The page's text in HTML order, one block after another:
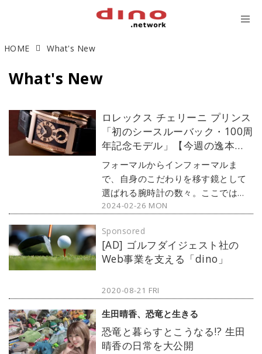
HOME What's New
What's New
ロレックス チェリーニ プリンス
「初のシースルーバック・100周
年記念モデル」【今週の逸本
Vol.239】
フォーマルからインフォーマルま
で、自身のこだわりを移す鏡として
選ばれる腕時計の数々。ここではブ
ランド腕時計専門店・MOON
デルからアンティークまで、見る者
の感性を刺激する1本をセレクト。今
回はロレックスのチェリーニコレク
『チェリーニ プリンス』をご紹介し
ファッションメディア『singles』に
お引っ越しします。Vol.240からは
『singles』にてお楽しみください。
2024-02-26 MON
[AD] ゴルフダイジェスト社の
Web事業を支える「dino」
Sponsored
2020-08-21 FRI
恐竜と暮らすとこうなる!? 生田
晴香の日常を大公開
生田晴香、恐竜と生きる